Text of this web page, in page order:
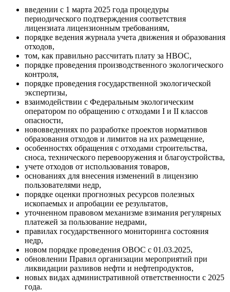
введении с 1 марта 2025 года процедуры
периодического подтверждения соответствия
лицензиата лицензионным требованиям,
порядке ведения журнала учета движения и образования
отходов,
том, как правильно рассчитать плату за НВОС,
порядке проведения производственного экологического
контроля,
порядке проведения государственной экологической
экспертизы,
взаимодействии с Федеральным экологическим
оператором по обращению с отходами I и II классов
опасности,
нововведениях по разработке проектов нормативов
образования отходов и лимитов на их размещение,
особенностях обращения с отходами строительства,
сноса, технического перевооружения и благоустройства,
учете отходов от использования товаров,
основаниях для внесения изменений в лицензию
пользователями недр,
порядке оценки прогнозных ресурсов полезных
ископаемых и апробации ее результатов,
уточненном правовом механизме взимания регулярных
платежей за пользование недрами,
правилах государственного мониторинга состояния
недр,
новом порядке проведения ОВОС с 01.03.2025,
обновлении Правил организации мероприятий при
ликвидации разливов нефти и нефтепродуктов,
новых видах административной ответственности с 2025
года.